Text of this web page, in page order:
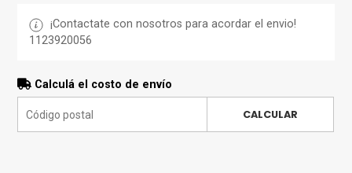
¡Contactate con nosotros para acordar el envio!
1123920056
Calculá el costo de envío
CALCULAR